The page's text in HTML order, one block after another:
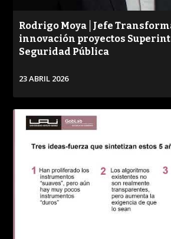
Rodrigo Moya│Jefe
innovación proyectos
Seguridad Pública
23 ABRIL 2026
VER